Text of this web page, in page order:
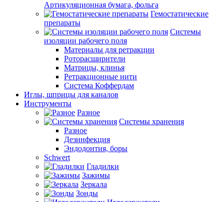
Артикуляционная бумага, фольга
Гемостатические
препараты
Системы
изоляции рабочего поля
Материалы для ретракции
Роторасширители
Матрицы, клинья
Ретракционные нити
Система Коффердам
Иглы, шприцы для каналов
Инструменты
Разное
Системы хранения
Разное
Дезинфекция
Эндодонтия, боры
Schwert
Гладилки
Зажимы
Зеркала
Зонды